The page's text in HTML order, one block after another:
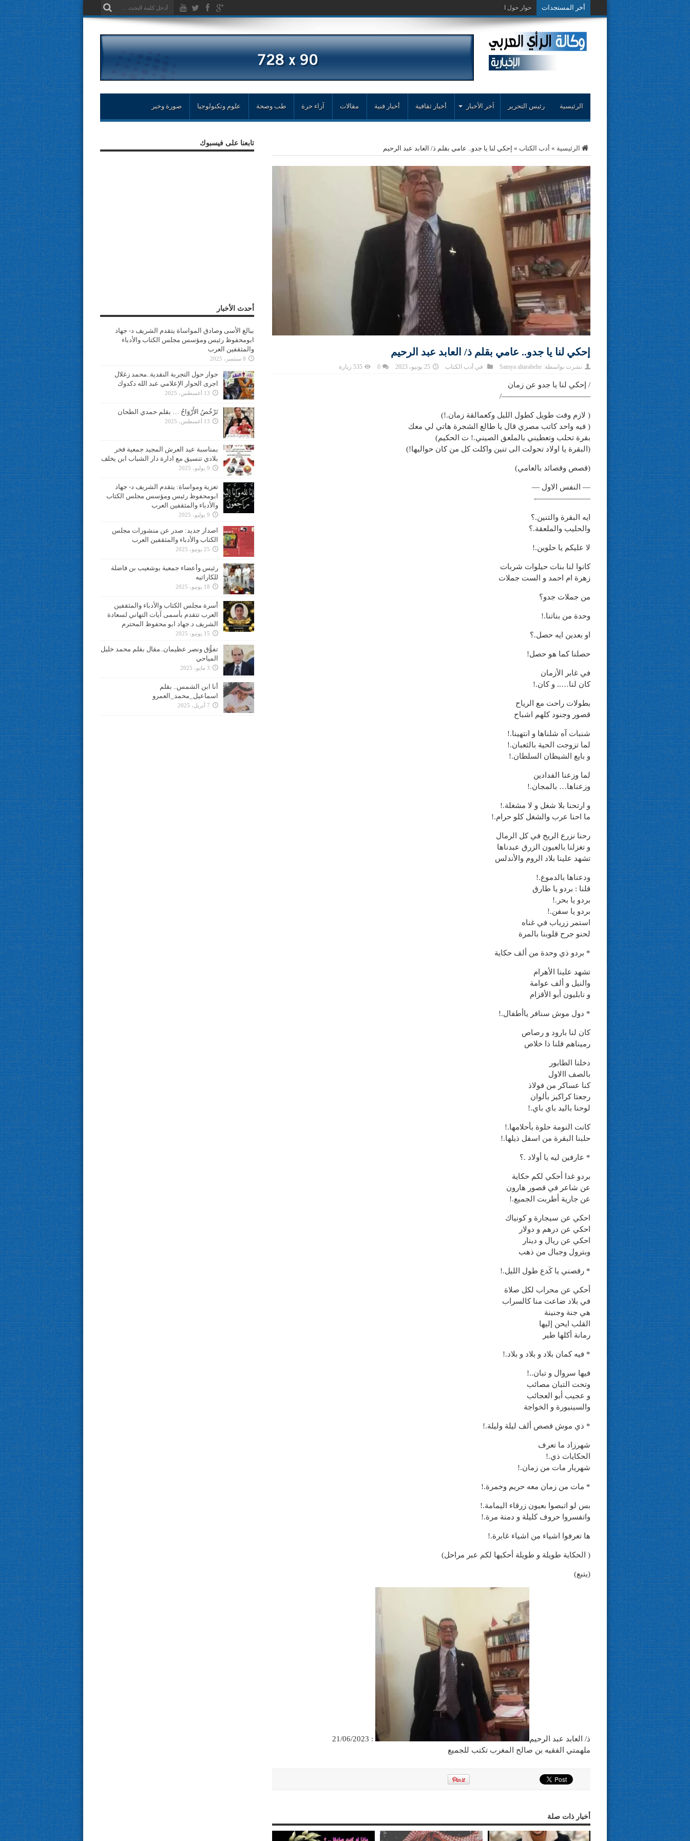
أخر المستجدات حوار حول التجربة النقدية..مح
الرئيسية رئيس التحرير آخر الأخبار أخبار ثقافية أخبار فنية مقالات آراء حرة طب وصحة علوم وتكنولوجيا صورة وخبر
الرئيسية » أدب الكتاب » إحكي لنا يا جدو.. عامي بقلم ذ/ العابد عبد الرحيم
إحكي لنا يا جدو.. عامي بقلم ذ/ العابد عبد الرحيم
نشرت بواسطة:Samya altarabehe في أدب الكتاب 25 يونيو، 2023 0 535 زيارة
/ إحكي لنا يا جدو عن زمان
———————————–/
( لازم وقت طويل كطول الليل وكعمالقة زمان.!)
( فيه واحد كاتب مصري قال يا طالع الشجرة هاتي لي معك
بقرة تحلب وتعطيني بالملعق الصيني.! ت الحكيم)
(البقرة يا اولاد تحولت الى تنين واكلت كل من كان حواليها!)
(قصص وقصائد بالعامي)
— النفس الاول —
———————-
ايه البقرة والتنين.؟
والحليب والملعقة.؟
لا عليكم يا حلوين.!
كانوا لنا بنات حيلوات شربات
زهرة ام احمد و الست جملات
من جملات جدو؟
وحدة من بناتنا.!
او بعدين ايه حصل.؟
حصلنا كما هو حصل!
في غابر الأزمان
كان لنا….. و كان.!
بطولات راحت مع الرياح
قصور وجنود كلهم اشباح
شنبات آه شلناها و انتهينا.!
لما تزوجت الحية بالثعبان.!
و بايع الشيطان السلطان.!
لما وزعنا الفدادين
وزعناها… بالمجان.!
و ارتحنا بلا شغل و لا مشغلة.!
ما احنا عرب والشغل كلو حرام.!
رحنا نزرع الريح في كل الرمال
و تغزلنا بالعيون الزرق عبدناها
تشهد علينا بلاد الروم والأندلس
ودعناها بالدموع.!
قلنا : بردو يا طارق
بردو يا بحر.!
بردو يا سفن.!
استمر زرياب في غناه
لحنو جرح قلوبنا بالمرة
* بردو ذي وحدة من ألف حكاية
تشهد علينا الأهرام
والنيل و ألف عوامة
و نابليون أبو الأقزام
* دول موش سنافر ياأطفال.!
كان لنا بارود و رصاص
رميناهم قلنا ذا خلاص
دخلنا الطابور
بالصف االاول
كنا عساكر من فولاذ
رجعتا كراكيز بألوان
لوحنا باليد باي باي.!
كانت النومة حلوة بأحلامها.!
حلبنا البقرة من اسفل ذيلها.!
* عارفين ليه يا أولاد .؟
بردو غدا أحكي لكم حكاية
عن شاعر في قصور هارون
عن جارية أطربت الجميع.!
احكي عن سيجارة و كونياك
احكي عن درهم و دولار
احكي عن ريال و دينار
وبترول وجبال من ذهب
* رقصني يا كَدع طول الليل.!
أحكي عن محراب لكل صلاة
في بلاد ضاعت منا كالسراب
هي جنة وجنينة
القلب ايحن إليها
رمانة أكلها طير
* فيه كمان بلاد و بلاد و بلاد.!
فيها سروال و تبان..!
وتحت التبان مصائب
و عجيب أبو العجائب
والسينيورة و الخواجة
* ذي موش قصص ألف ليلة وليلة.!
شهرزاد ما تعرف
الحكايات ذي.!
شهريار مات من زمان.!
* مات من زمان معه حريم وخمرة.!
بس لو اتبصوا بعيون زرقاء اليمامة.!
واتفسروا حروف كليلة و دمنة مرة.!
ها تعرفوا اشياء من اشياء غابرة.!
( الحكاية طويلة و طويلة أحكيها لكم عبر مراحل)
(يتبع)
ذ/ العابد عبد الرحيم
: 21/06/2023
ملهمتي الفقيه بن صالح المغرب تكتب للجميع
أخبار ذات صلة
تابعنا على فيسبوك
أحدث الأخبار
ببالغ الأسى وصادق المواساة يتقدم الشريف د- جهاد
ابومحفوظ رئيس ومؤسس مجلس الكتاب والأدباء
والمثقفين العرب
8 سبتمبر، 2025
حوار حول التجربة النقدية..محمد زغلال
اجرى الحوار الإعلامي عبد الله دكدوك
13 أغسطس، 2025
تَرْخُصُ الأَرْوَاحُ … بقلم حمدي الطحان
13 أغسطس، 2025
بمناسبة عيد العرش المجيد جمعية فخر
بلادي تنسيق مع ادارة دار الشباب ابن يخلف
9 يوليو، 2025
تعزية ومواساة: يتقدم الشريف د- جهاد
ابومحفوظ رئيس ومؤسس مجلس الكتاب
والأدباء والمثقفين العرب
9 يوليو، 2025
اصدار جديد: صدر عن منشورات مجلس
الكتاب والأدباء والمثقفين العرب
25 يونيو، 2025
رئيس وأعضاء جمعية بوشعيب بن فاضلة
للكاراتيه
18 يونيو، 2025
أسرة مجلس الكتاب والأدباء والمثقفين
العرب تتقدم بأسمى آيات التهاني لسعادة
الشريف د.جهاد ابو محفوظ المحترم
15 يونيو، 2025
تفوُّق ونصر عظيمان..مقال بقلم محمد خليل
المياحي
3 مايو، 2025
أنا ابن الشمس.. بقلم
اسماعيل_محمد_العمرو
7 أبريل، 2025